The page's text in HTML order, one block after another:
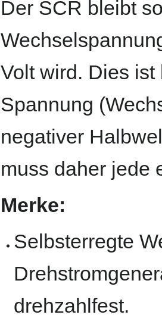
Der SCR bleibt
Volt wird. Dies
Spannung
negativer
muss daher jede
Merke:
Selbsterregte
drehzahlfest.